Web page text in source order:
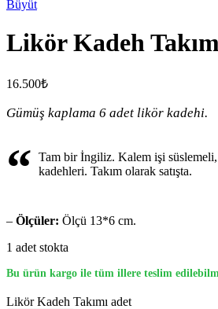
Büyüt
Likör Kadeh
16.500₺
Gümüş kaplama 6 adet likör kadehi.
“ Tam bir İngiliz. Kalem işi
kadehleri. Takım olarak satışta.
– Ölçüler: Ölçü 13*6 cm.
1 adet stokta
Bu ürün kargo ile tüm illere teslim
Likör Kadeh Takımı adet